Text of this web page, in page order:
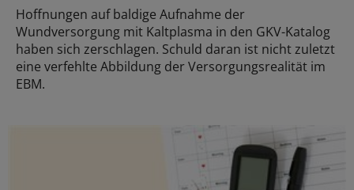
Hoffnungen auf baldige Aufnahme der
Wundversorgung mit Kaltplasma in den GKV-Katalog
haben sich zerschlagen. Schuld daran ist nicht zuletzt
eine verfehlte Abbildung der Versorgungsrealität im
EBM.